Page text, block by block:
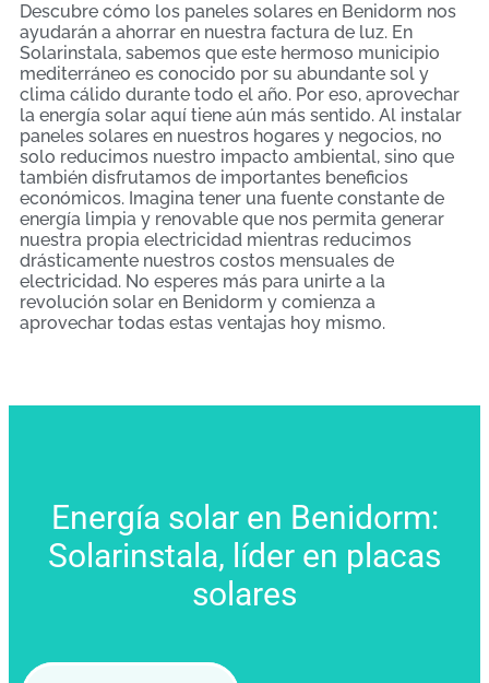
Descubre cómo los paneles solares en Benidorm nos
ayudarán a ahorrar en nuestra factura de luz. En
Solarinstala, sabemos que este hermoso municipio
mediterráneo es conocido por su abundante sol y
clima cálido durante todo el año. Por eso, aprovechar
la energía solar aquí tiene aún más sentido. Al instalar
paneles solares en nuestros hogares y negocios, no
solo reducimos nuestro impacto ambiental, sino que
también disfrutamos de importantes beneficios
económicos. Imagina tener una fuente constante de
energía limpia y renovable que nos permita generar
nuestra propia electricidad mientras reducimos
drásticamente nuestros costos mensuales de
electricidad. No esperes más para unirte a la
revolución solar en Benidorm y comienza a
aprovechar todas estas ventajas hoy mismo.
Energía solar en Benidorm:
Solarinstala, líder en placas
solares